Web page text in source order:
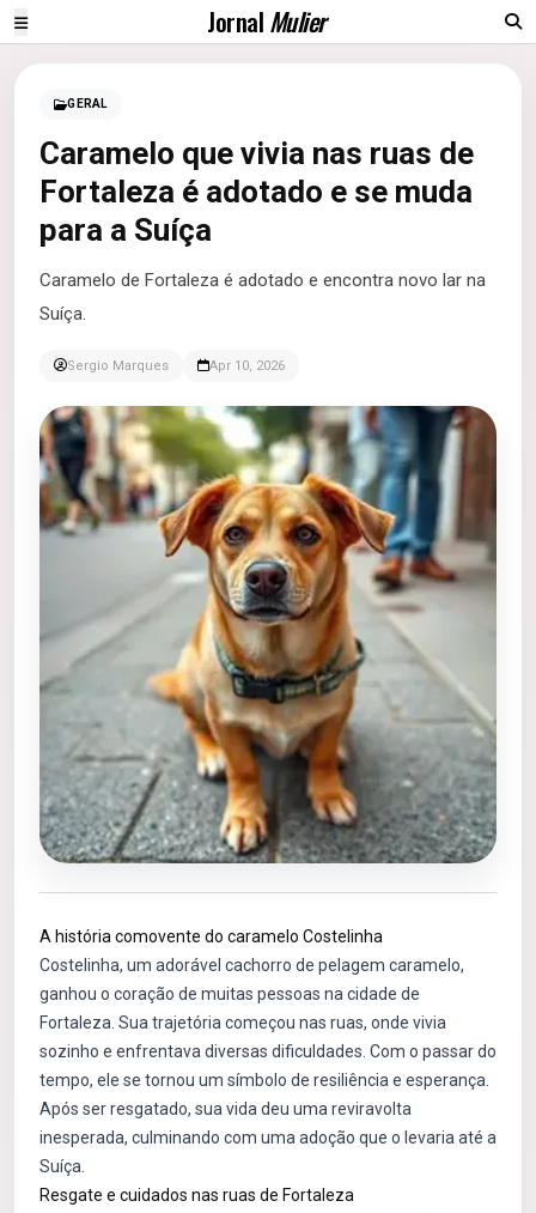
JornalMulier
GERAL
Caramelo que vivia nas ruas de
Fortaleza é adotado e se muda
para a Suíça
Caramelo de Fortaleza é adotado e encontra novo lar na
Suíça.
Sergio Marques Apr 10, 2026
A história comovente do caramelo Costelinha
Costelinha, um adorável cachorro de pelagem caramelo,
ganhou o coração de muitas pessoas na cidade de
Fortaleza. Sua trajetória começou nas ruas, onde vivia
sozinho e enfrentava diversas dificuldades. Com o passar do
tempo, ele se tornou um símbolo de resiliência e esperança.
Após ser resgatado, sua vida deu uma reviravolta
inesperada, culminando com uma adoção que o levaria até a
Suíça.
Resgate e cuidados nas ruas de Fortaleza